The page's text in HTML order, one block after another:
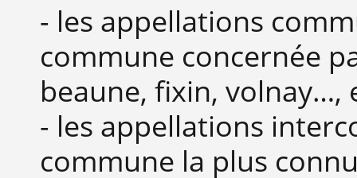
- les appellations
commune concernée
beaune, fixin, volnay…,
- les appellations
commune la plus